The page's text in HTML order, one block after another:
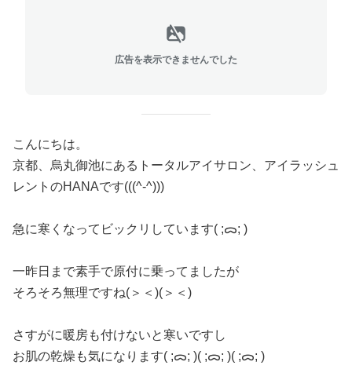
広告を表示できませんでした
こんにちは。
京都、烏丸御池にあるトータルアイサロン、アイラッシュ
レントのHANAです(((^-^)))
急に寒くなってビックリしています( ;ᯅ; )
一昨日まで素手で原付に乗ってましたが
そろそろ無理ですね(＞＜)(＞＜)
さすがに暖房も付けないと寒いですし
お肌の乾燥も気になります( ;ᯅ; )( ;ᯅ; )( ;ᯅ; )